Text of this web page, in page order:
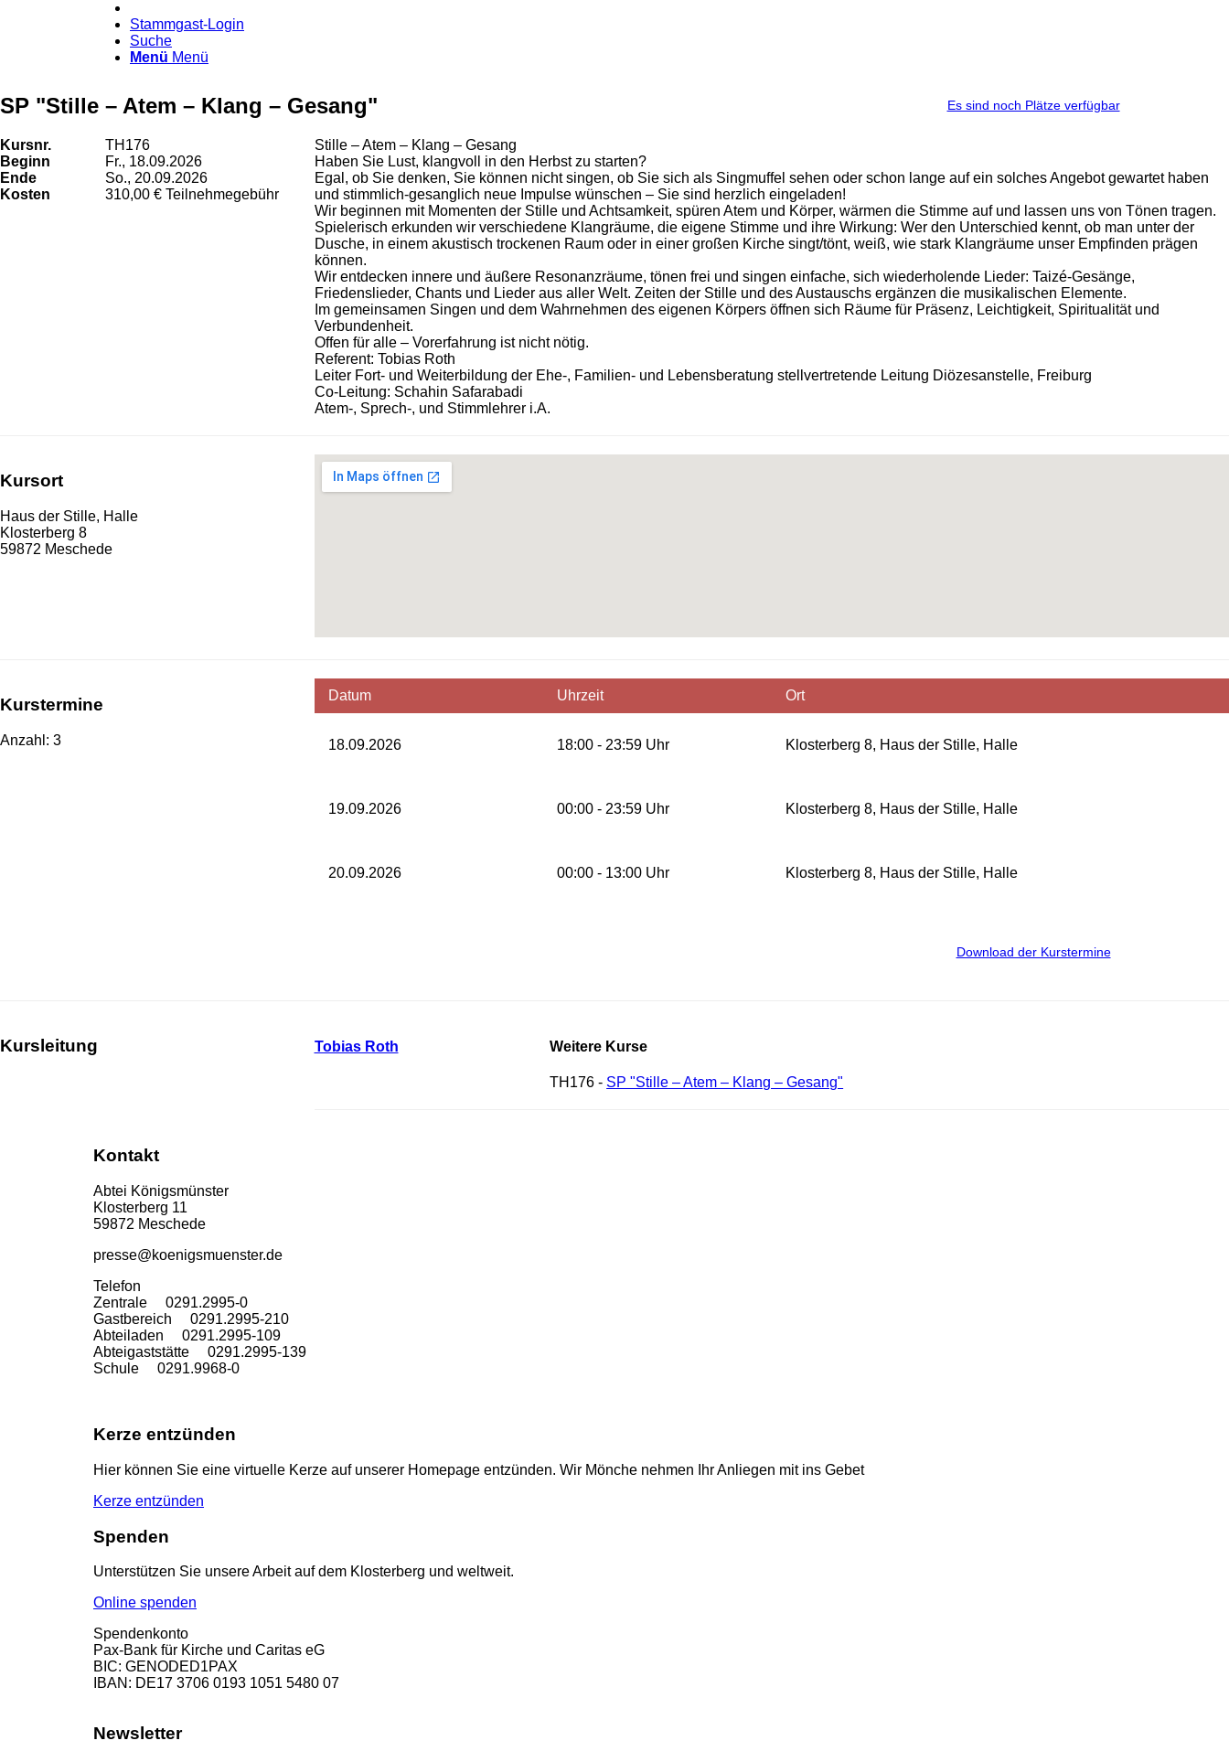
Stammgast-Login
Suche
Menü Menü
SP "Stille – Atem – Klang – Gesang" Es sind noch Plätze verfügbar
Kursnr.
TH176
Beginn
Fr., 18.09.2026
Ende
So., 20.09.2026
Kosten
310,00 € Teilnehmegebühr
Stille – Atem – Klang – Gesang
Haben Sie Lust, klangvoll in den Herbst zu starten?
Egal, ob Sie denken, Sie können nicht singen, ob Sie sich als Singmuffel sehen oder schon lange auf ein solches Angebot gewartet haben
und stimmlich-gesanglich neue Impulse wünschen – Sie sind herzlich eingeladen!
Wir beginnen mit Momenten der Stille und Achtsamkeit, spüren Atem und Körper, wärmen die Stimme auf und lassen uns von Tönen tragen.
Spielerisch erkunden wir verschiedene Klangräume, die eigene Stimme und ihre Wirkung: Wer den Unterschied kennt, ob man unter der
Dusche, in einem akustisch trockenen Raum oder in einer großen Kirche singt/tönt, weiß, wie stark Klangräume unser Empfinden prägen
können.
Wir entdecken innere und äußere Resonanzräume, tönen frei und singen einfache, sich wiederholende Lieder: Taizé-Gesänge,
Friedenslieder, Chants und Lieder aus aller Welt. Zeiten der Stille und des Austauschs ergänzen die musikalischen Elemente.
Im gemeinsamen Singen und dem Wahrnehmen des eigenen Körpers öffnen sich Räume für Präsenz, Leichtigkeit, Spiritualität und
Verbundenheit.
Offen für alle – Vorerfahrung ist nicht nötig.
Referent: Tobias Roth
Leiter Fort- und Weiterbildung der Ehe-, Familien- und Lebensberatung stellvertretende Leitung Diözesanstelle, Freiburg
Co-Leitung: Schahin Safarabadi
Atem-, Sprech-, und Stimmlehrer i.A.
Kursort
Haus der Stille, Halle
Klosterberg 8
59872 Meschede
Kurstermine
Anzahl: 3
Datum Uhrzeit Ort
18.09.2026 18:00 - 23:59 Uhr Klosterberg 8, Haus der Stille, Halle
19.09.2026 00:00 - 23:59 Uhr Klosterberg 8, Haus der Stille, Halle
20.09.2026 00:00 - 13:00 Uhr Klosterberg 8, Haus der Stille, Halle
Download der Kurstermine
Kursleitung Tobias Roth Weitere Kurse
TH176 - SP "Stille – Atem – Klang – Gesang"
Kontakt
Abtei Königsmünster
Klosterberg 11
59872 Meschede
presse@koenigsmuenster.de
Telefon
Zentrale 0291.2995-0
Gastbereich 0291.2995-210
Abteiladen 0291.2995-109
Abteigaststätte 0291.2995-139
Schule 0291.9968-0
Kerze entzünden
Hier können Sie eine virtuelle Kerze auf unserer Homepage entzünden. Wir Mönche nehmen Ihr Anliegen mit ins Gebet
Kerze entzünden
Spenden
Unterstützen Sie unsere Arbeit auf dem Klosterberg und weltweit.
Online spenden
Spendenkonto
Pax-Bank für Kirche und Caritas eG
BIC: GENODED1PAX
IBAN: DE17 3706 0193 1051 5480 07
Newsletter